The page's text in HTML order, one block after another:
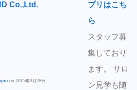
Co.,Ltd.
on 2015年3月28日
プリはこち
ら
スタッフ募
集しており
ます。 サロ
ン見学も随